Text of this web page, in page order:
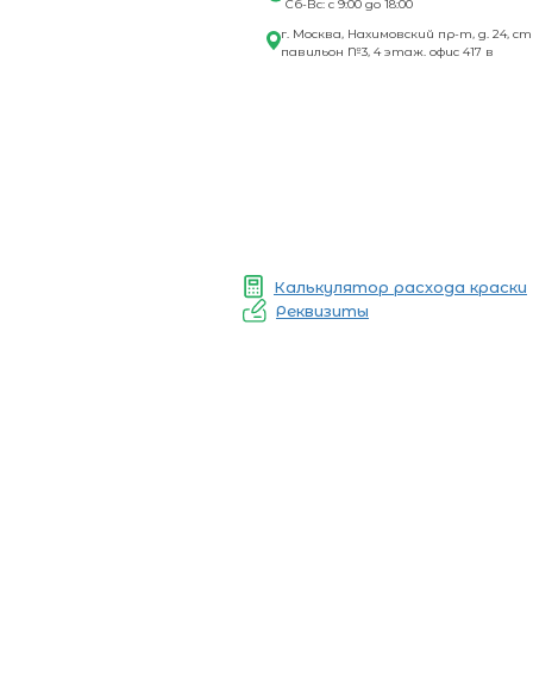
Сб-Вс: с 9:00 до 18:00
г. Москва, Нахимовский пр-т, д. 24,
павильон №3, 4 этаж. офис 417 в
Калькулятор расхода краски
Реквизиты